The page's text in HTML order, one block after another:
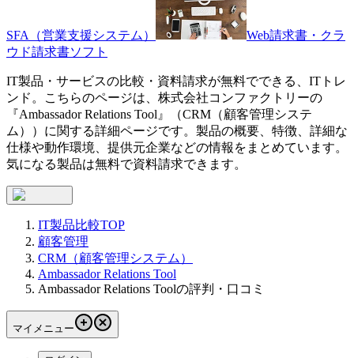
SFA（営業支援システム）
Web請求書・クラ
ウド請求書ソフト
IT製品・サービスの比較・資料請求が無料でできる、ITトレ
ンド。こちらのページは、 株式会社コンファクトリーの
『Ambassador Relations Tool 』（CRM（顧客管理システ
ム）
）に関する詳細ページです。製品の概要、特徴、詳細な
仕様や動作環境、提供元企業などの情報をまとめています。
気になる製品は無料で資料請求できます。
IT製品比較TOP
顧客管理
CRM（顧客管理システム）
Ambassador Relations Tool
Ambassador Relations Toolの評判・口コミ
マイメニュー